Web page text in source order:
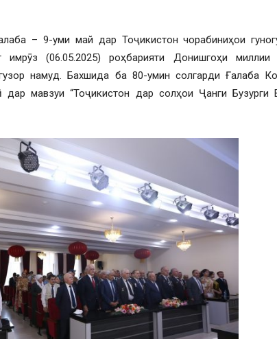
– 9-уми май дар Тоҷикистон чорабиниҳои
(06.05.2025) роҳбарияти Донишгоҳи миллии
намуд. Бахшида ба 80-умин солгарди Ғалаба
дар мавзуи “Тоҷикистон дар солҳои Ҷанги Бузурги